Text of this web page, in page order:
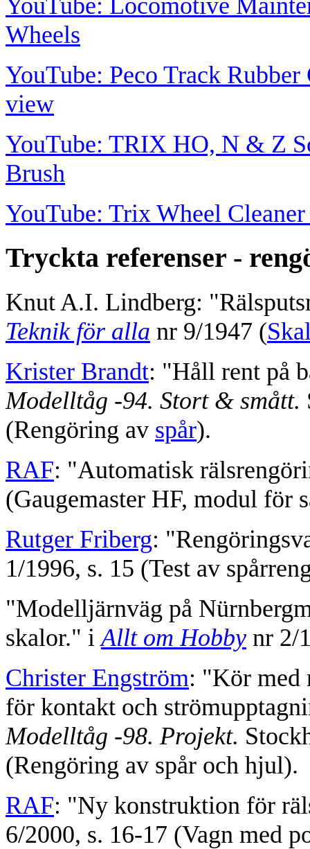
YouTube: Locomotive
Wheels
YouTube: Peco Track
view
YouTube: TRIX HO, N & Z
Brush
YouTube: Trix Wheel
Tryckta referenser -
Knut A.I. Lindberg:
Teknik för alla nr 9/1947 (
Krister Brandt: "Håll rent på
Modelltåg -94. Stort & smått.
(Rengöring av spår).
RAF: "Automatisk
(Gaugemaster HF, modul för
Rutger Friberg:
1/1996, s. 15 (Test av
"Modelljärnväg på
skalor." iAllt om Hobby nr 2/
Christer Engström: "Kör med
för kontakt och
Modelltåg -98. Projekt.
(Rengöring av spår och hjul).
RAF: "Ny konstruktion för
6/2000, s. 16-17 (Vagn med